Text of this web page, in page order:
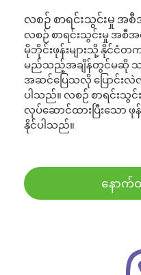
လစဉ် စာရင်းသွင်းမှု အစီ
လစဉ် စာရင်းသွင်းမှု အစီအ
မိုဘိုင်းဖုန်းများသို့ နိုင်ငံတက
မည်သည့်အချိန်တွင်မဆို
အဆင်ပြေသလို ပြောင်း
ပါသည်။ လစဉ် စာရင်းသွ
လုပ်ဆောင်ထားပြီးသော ဖု
နိုင်ပါသည်။
နောက်ထ